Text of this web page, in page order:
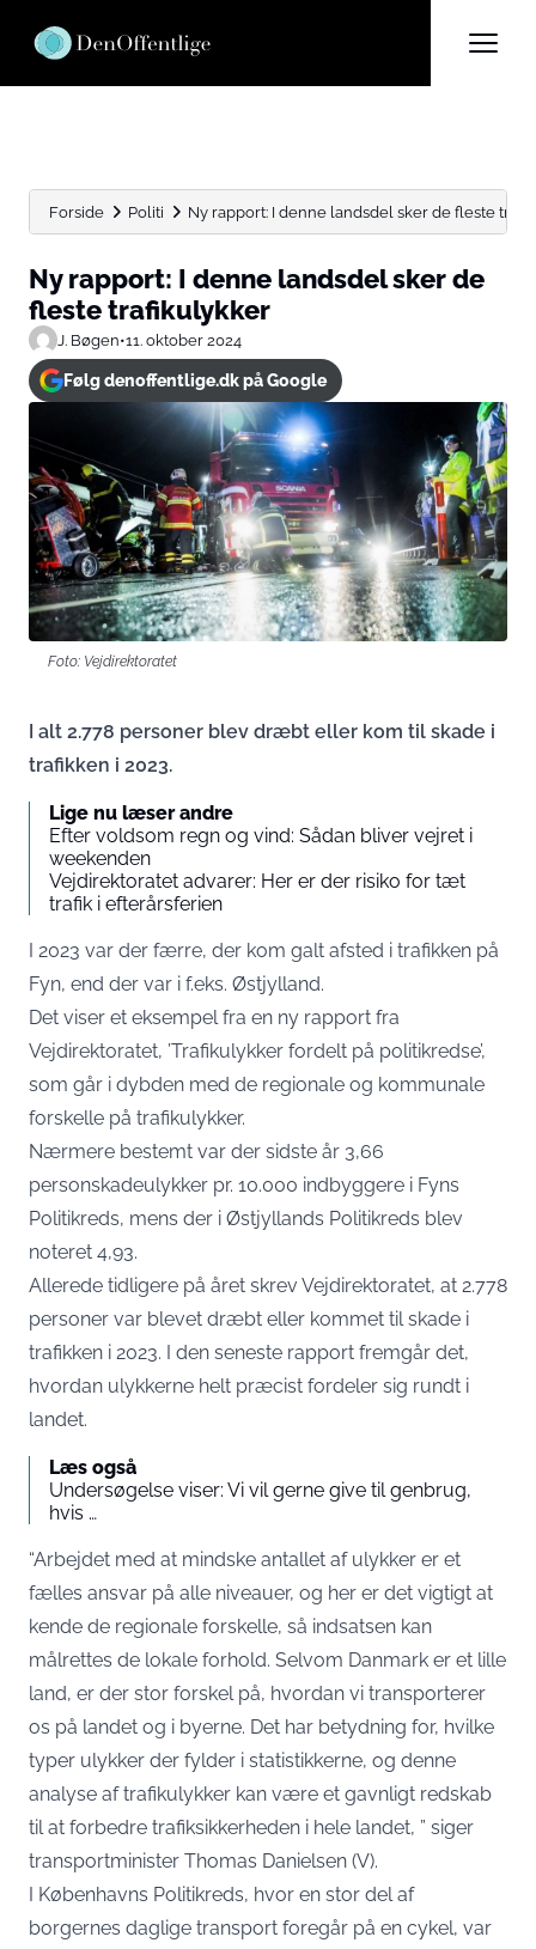
Forside Politi Ny rapport: I denne landsdel sker de fleste
Ny rapport: I denne landsdel sker de
fleste trafikulykker
J. Bøgen•11. oktober 2024
Følg denoffentlige.dk på Google
Foto: Vejdirektoratet
I alt 2.778 personer blev dræbt eller kom til skade i
trafikken i 2023.
Lige nu læser andre
Efter voldsom regn og vind: Sådan bliver vejret i
weekenden
Vejdirektoratet advarer: Her er der risiko for tæt
trafik i efterårsferien
I 2023 var der færre, der kom galt afsted i trafikken på
Fyn, end der var i f.eks. Østjylland.
Det viser et eksempel fra en ny rapport fra
Vejdirektoratet, ’Trafikulykker fordelt på politikredse’,
som går i dybden med de regionale og kommunale
forskelle på trafikulykker.
Nærmere bestemt var der sidste år 3,66
personskadeulykker pr. 10.000 indbyggere i Fyns
Politikreds, mens der i Østjyllands Politikreds blev
noteret 4,93.
Allerede tidligere på året skrev Vejdirektoratet, at 2.778
personer var blevet dræbt eller kommet til skade i
trafikken i 2023. I den seneste rapport fremgår det,
hvordan ulykkerne helt præcist fordeler sig rundt i
landet.
Læs også
Undersøgelse viser: Vi vil gerne give til genbrug,
hvis …
“Arbejdet med at mindske antallet af ulykker er et
fælles ansvar på alle niveauer, og her er det vigtigt at
kende de regionale forskelle, så indsatsen kan
målrettes de lokale forhold. Selvom Danmark er et lille
land, er der stor forskel på, hvordan vi transporterer
os på landet og i byerne. Det har betydning for, hvilke
typer ulykker der fylder i statistikkerne, og denne
analyse af trafikulykker kan være et gavnligt redskab
til at forbedre trafiksikkerheden i hele landet, ” siger
transportminister Thomas Danielsen (V).
I Københavns Politikreds, hvor en stor del af
borgernes daglige transport foregår på en cykel, var